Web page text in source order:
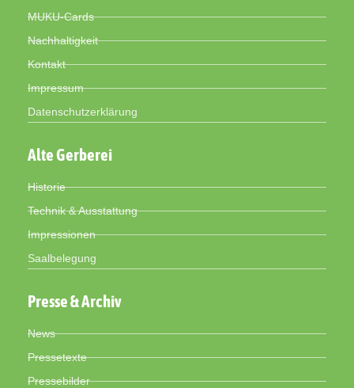
MUKU-Cards
Nachhaltigkeit
Kontakt
Impressum
Datenschutzerklärung
Alte Gerberei
Historie
Technik & Ausstattung
Impressionen
Saalbelegung
Presse & Archiv
News
Pressetexte
Pressebilder